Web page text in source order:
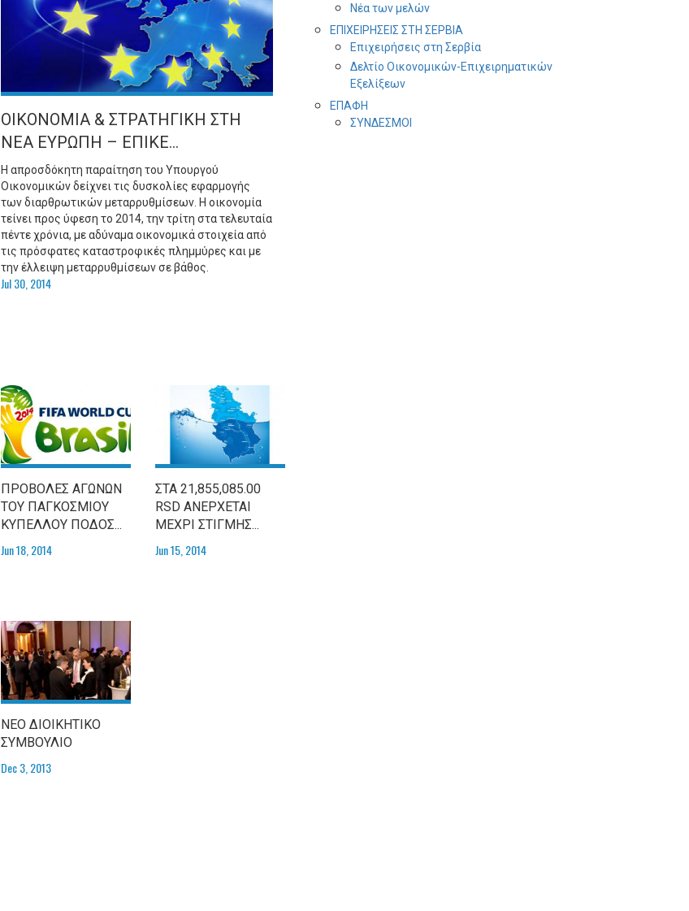
ΟΙΚΟΝΟΜΙΑ & ΣΤΡΑΤΗΓΙΚΗ ΣΤΗ
ΝΕΑ ΕΥΡΩΠΗ – ΕΠΙΚΕ...
Η απροσδόκητη παραίτηση του Υπουργού
Οικονομικών δείχνει τις δυσκολίες εφαρμογής
των διαρθρωτικών μεταρρυθμίσεων. Η οικονομία
τείνει προς ύφεση το 2014, την τρίτη στα τελευταία
πέντε χρόνια, με αδύναμα οικονομικά στοιχεία από
τις πρόσφατες καταστροφικές πλημμύρες και με
την έλλειψη μεταρρυθμίσεων σε βάθος.
Jul 30, 2014
ΠΡΟΒΟΛΕΣ ΑΓΩΝΩΝ
ΤΟΥ ΠΑΓΚΟΣΜΙΟΥ
ΚΥΠΕΛΛΟΥ ΠΟΔΟΣ...
Jun 18, 2014
ΣΤΑ 21,855,085.00
RSD ΑΝΕΡΧΕΤΑΙ
ΜΕΧΡΙ ΣΤΙΓΜΗΣ...
Jun 15, 2014
ΝΕΟ ΔΙΟΙΚΗΤΙΚΟ
ΣΥΜΒΟΥΛΙΟ
Dec 3, 2013
Νέα των μελών
ΕΠΙΧΕΙΡΗΣΕΙΣ ΣΤΗ ΣΕΡΒΙΑ
Επιχειρήσεις στη Σερβία
Δελτίο Οικονομικών-Επιχειρηματικών
Εξελίξεων
ΕΠΑΦΗ
ΣYΝΔΕΣΜΟΙ